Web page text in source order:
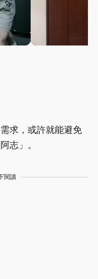
求，或許就能避免
志」。
閱讀